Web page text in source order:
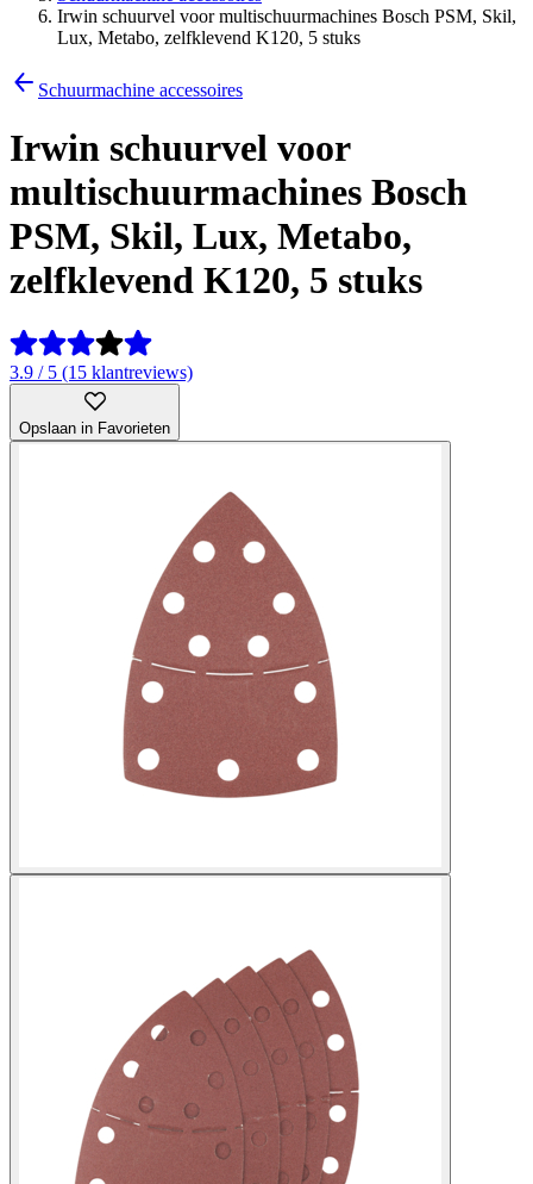
Irwin schuurvel voor multischuurmachines Bosch PSM, Skil,
Lux, Metabo, zelfklevend K120, 5 stuks
Schuurmachine accessoires
Irwin schuurvel voor
multischuurmachines Bosch
PSM, Skil, Lux, Metabo,
zelfklevend K120, 5 stuks
3.9 / 5 (15 klantreviews)
Opslaan in Favorieten